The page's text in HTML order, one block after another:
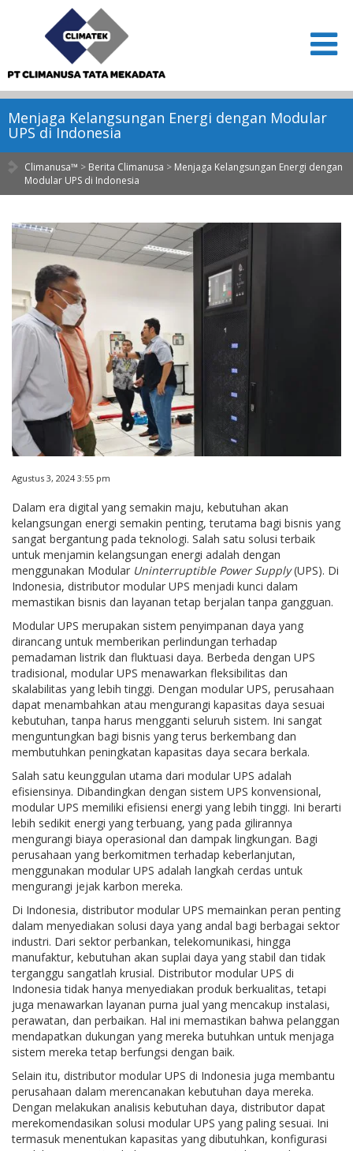
Menjaga Kelangsungan Energi dengan Modular
UPS di Indonesia
Climanusa™ > Berita Climanusa > Menjaga Kelangsungan Energi dengan
Modular UPS di Indonesia
Agustus 3, 2024 3:55 pm
Dalam era digital yang semakin maju, kebutuhan akan
kelangsungan energi semakin penting, terutama bagi bisnis yang
sangat bergantung pada teknologi. Salah satu solusi terbaik
untuk menjamin kelangsungan energi adalah dengan
menggunakan Modular Uninterruptible Power Supply(UPS). Di
Indonesia, distributor modular UPS menjadi kunci dalam
memastikan bisnis dan layanan tetap berjalan tanpa gangguan.
Modular UPS merupakan sistem penyimpanan daya yang
dirancang untuk memberikan perlindungan terhadap
pemadaman listrik dan fluktuasi daya. Berbeda dengan UPS
tradisional, modular UPS menawarkan fleksibilitas dan
skalabilitas yang lebih tinggi. Dengan modular UPS, perusahaan
dapat menambahkan atau mengurangi kapasitas daya sesuai
kebutuhan, tanpa harus mengganti seluruh sistem. Ini sangat
menguntungkan bagi bisnis yang terus berkembang dan
membutuhkan peningkatan kapasitas daya secara berkala.
Salah satu keunggulan utama dari modular UPS adalah
efisiensinya. Dibandingkan dengan sistem UPS konvensional,
modular UPS memiliki efisiensi energi yang lebih tinggi. Ini berarti
lebih sedikit energi yang terbuang, yang pada gilirannya
mengurangi biaya operasional dan dampak lingkungan. Bagi
perusahaan yang berkomitmen terhadap keberlanjutan,
menggunakan modular UPS adalah langkah cerdas untuk
mengurangi jejak karbon mereka.
Di Indonesia, distributor modular UPS memainkan peran penting
dalam menyediakan solusi daya yang andal bagi berbagai sektor
industri. Dari sektor perbankan, telekomunikasi, hingga
manufaktur, kebutuhan akan suplai daya yang stabil dan tidak
terganggu sangatlah krusial. Distributor modular UPS di
Indonesia tidak hanya menyediakan produk berkualitas, tetapi
juga menawarkan layanan purna jual yang mencakup instalasi,
perawatan, dan perbaikan. Hal ini memastikan bahwa pelanggan
mendapatkan dukungan yang mereka butuhkan untuk menjaga
sistem mereka tetap berfungsi dengan baik.
Selain itu, distributor modular UPS di Indonesia juga membantu
perusahaan dalam merencanakan kebutuhan daya mereka.
Dengan melakukan analisis kebutuhan daya, distributor dapat
merekomendasikan solusi modular UPS yang paling sesuai. Ini
termasuk menentukan kapasitas yang dibutuhkan, konfigurasi